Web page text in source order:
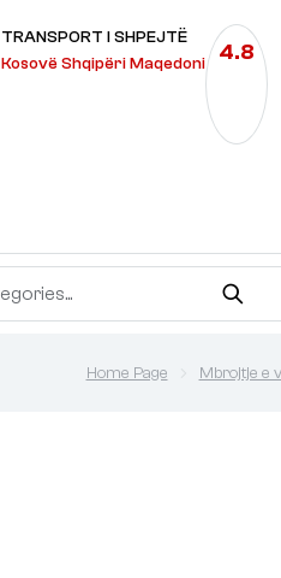
TRANSPORT I SHPEJTË
Kosovë Shqipëri Maqedoni
4.8
Home Page Mbrojtje e